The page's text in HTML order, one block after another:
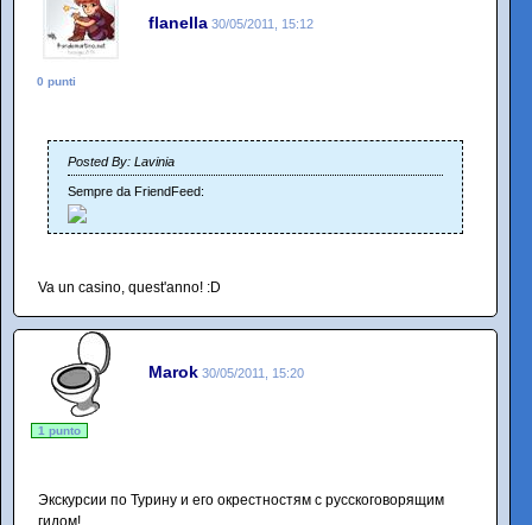
flanella 30/05/2011, 15:12
0 punti
Posted By: Lavinia
Sempre da FriendFeed:
Va un casino, quest'anno! :D
Marok 30/05/2011, 15:20
1 punto
Экскурсии по Турину и его окрестностям с русскоговорящим